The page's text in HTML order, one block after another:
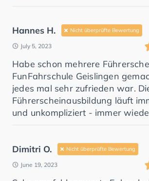
Hannes H. Nicht überprüfte Bewertung
July 5, 2023
Habe schon mehrere
FunFahrschule Geislingen
jedes mal sehr zufrieden war.
Führerscheinausbildung läuft
und unkompliziert - immer
Dimitri O. Nicht überprüfte Bewertung
June 19, 2023